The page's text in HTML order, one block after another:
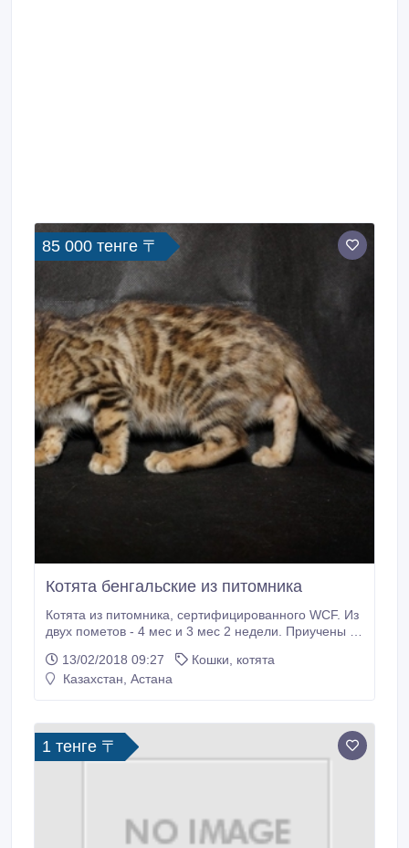
85 000 тенге 〒
Котята бенгальские из питомника
Котята из питомника, сертифицированного WCF. Из
двух пометов - 4 мес и 3 мес 2 недели. Приучены ко
Веселые, игривые малыши. Привиты. От
титулованных родителей. Выставочные, имеют
13/02/2018 09:27
Кошки, котята
Казахстан, Астана
1 тенге 〒